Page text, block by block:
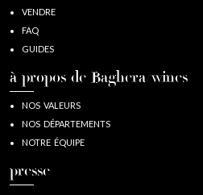
VENDRE
FAQ
GUIDES
à propos de Baghera/wines
NOS VALEURS
NOS DÉPARTEMENTS
NOTRE ÉQUIPE
presse